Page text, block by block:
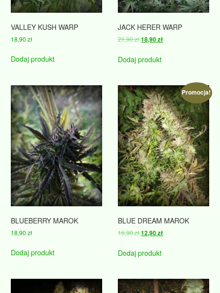
VALLEY KUSH WARP
18,90zł
Dodaj produkt
JACK HERER WARP
21,90złPierwotna
wynosiła:
18,90złAktualna
Dodaj produkt
BLUEBERRY MAROK
18,90zł
Dodaj produkt
Promocja!
BLUE DREAM MAROK
16,90złPierwotna
wynosiła:
12,90złAktualna
Dodaj produkt